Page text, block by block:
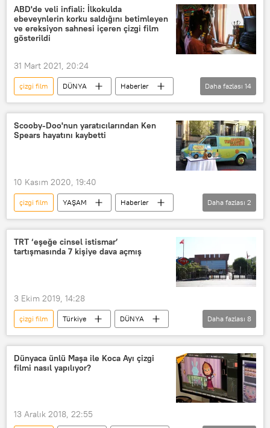
İslam karşıtlığı
İslamofobi
Tehlike
İslam düşmalığı
Teknoloji
ABD'de veli infiali: İlkokulda
ebeveynlerin korku saldığını betimleyen
ve ereksiyon sahnesi içeren çizgi film
gösterildi
31 Mart 2021, 20:24
çizgi film DÜNYA
Haberler
YAŞAM
ABD
Connecticut
Greenwich
ilkokul
ebeveyn
veli
Öğrenci
Daha fazlası 14
Scooby-Doo'nun yaratıcılarından Ken
Spears hayatını kaybetti
10 Kasım 2020, 19:40
çizgi film YAŞAM
Haberler
Ölüm
Warner Bros
Daha fazlası 2
TRT ‘eşeğe cinsel istismar’
tartışmasında 7 kişiye dava açmış
3 Ekim 2019, 14:28
çizgi film Türkiye
DÜNYA
Haberler
TRT Çocuk
TRT
Maysa ve Bulut
CHP
Mahmut Tanal
Daha fazlası 8
Dünyaca ünlü Maşa ile Koca Ayı çizgi
filmi nasıl yapılıyor?
13 Aralık 2018, 22:55